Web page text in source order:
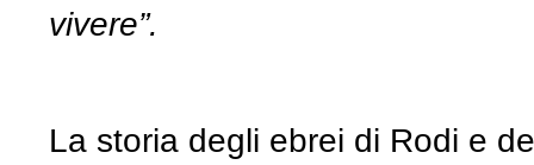
vivere”.
La storia degli ebrei di Rodi e